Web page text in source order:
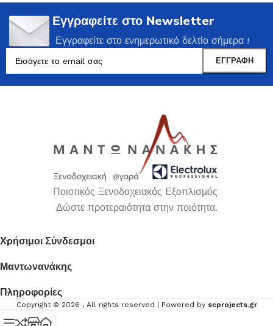
Εγγραφείτε στο Newsletter
Εγγραφείτε στο ενημερωτικό δελτίο σήμερα !
Ποιοτικός Ξενοδοχειακός Εξοπλισμός
Δώστε προτεραιότητα στην ποιότητα.
Χρήσιμοι Σύνδεσμοι
Μαντωνανάκης
Πληροφορίες
Copyright © 2026 , All rights reserved | Powered by scprojects.gr